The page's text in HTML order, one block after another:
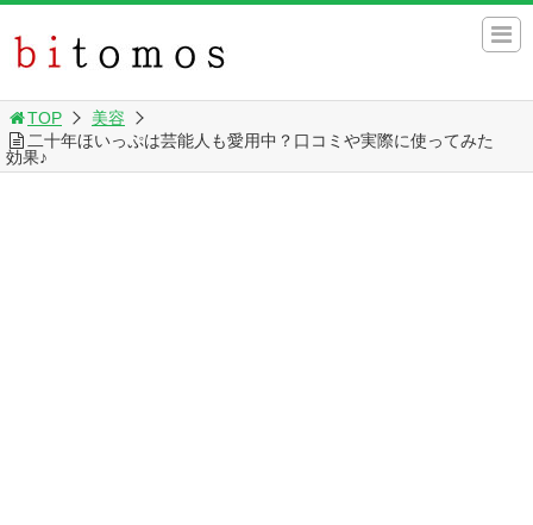
TOP
美容
二十年ほいっぷは芸能人も愛用中？口コミや実際に使ってみた
効果♪